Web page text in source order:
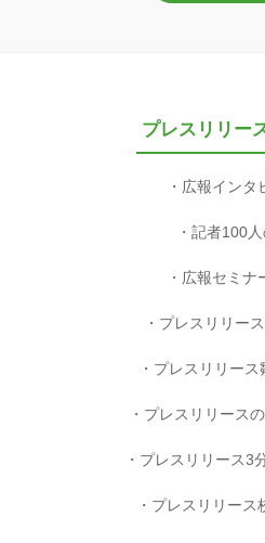
プレスリリー
広報インタ
記者100
広報セミナ
プレスリリー
プレスリリース
プレスリリース
プレスリリース3
プレスリリース